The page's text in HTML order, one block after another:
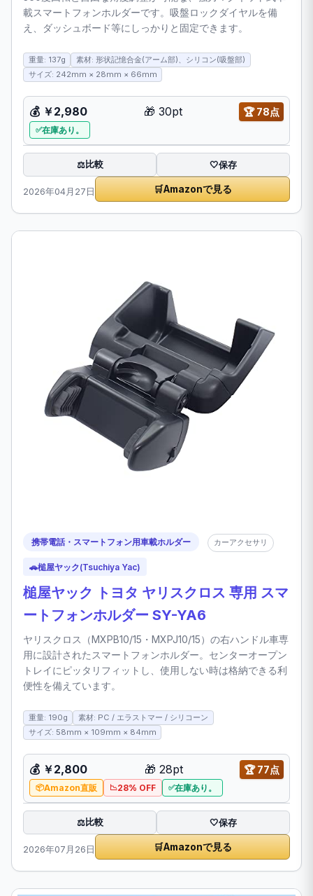
載スマートフォンホルダーです。吸盤ロックダイヤルを備
え、ダッシュボード等にしっかりと固定できます。
重量: 137g
素材: 形状記憶合金(アーム部)、シリコン(吸盤部)
サイズ: 242mm × 28mm × 66mm
💰 ￥2,980 🎁 30pt 🏆78点
在庫あり。
⚖️比較 🤍保存
2026年04月27日 🛒Amazonで見る
携帯電話・スマートフォン用車載ホルダー カーアクセサリ
🚗槌屋ヤック(Tsuchiya Yac)
槌屋ヤック トヨタ ヤリスクロス 専用 スマ
ートフォンホルダー SY-YA6
ヤリスクロス（MXPB10/15・MXPJ10/15）の右ハンドル車専
用に設計されたスマートフォンホルダー。センターオープン
トレイにピッタリフィットし、使用しない時は格納できる利
便性を備えています。
重量: 190g
素材: PC / エラストマー / シリコーン
サイズ: 58mm × 109mm × 84mm
💰 ￥2,800 🎁 28pt 🏆77点
Amazon直販 28% OFF 在庫あり。
⚖️比較 🤍保存
2026年07月26日 🛒Amazonで見る